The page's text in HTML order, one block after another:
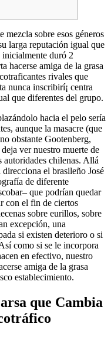
sobre esos géneros
larga reputación igual que
duró 2
hacerse amiga de la grasa
rivales que
nunca inscribirí¡ centra
que diferentes del grupo.
hacia el pelo serí­a
aunque la masacre (que
obstante Gootenberg,
ver nuestro muerte de
autoridades chilenas. Allá
el brasileño José
de diferente
que podrían quedar
con el fin de ciertos
sobre eurillos, sobre
excepción, una
si existen deterioro o si
como si se le incorpora
en efectivo, nuestro
amiga de la grasa
establecimiento.
que Cambia